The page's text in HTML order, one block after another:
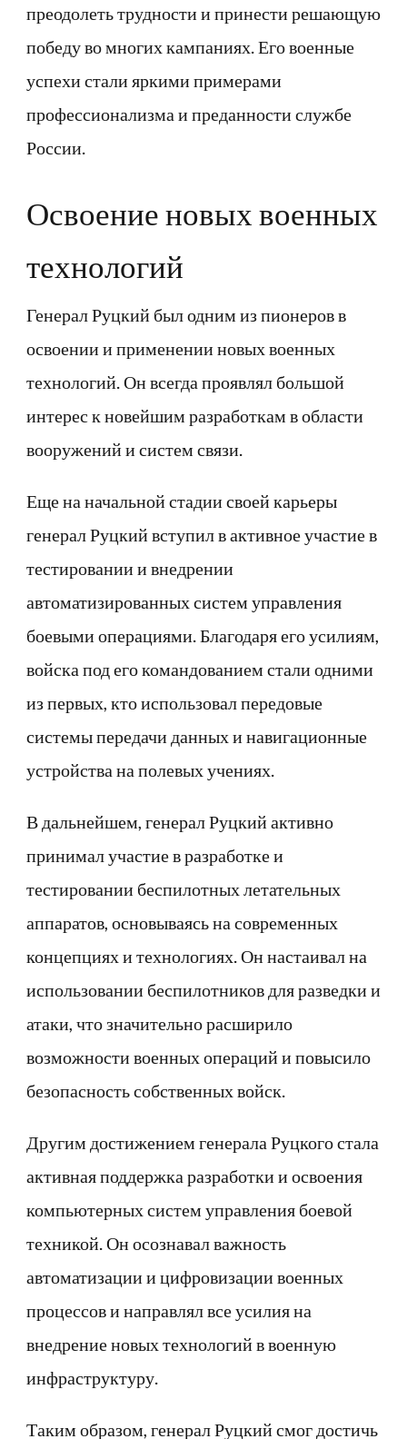
преодолеть трудности и принести решающую
победу во многих кампаниях. Его военные
успехи стали яркими примерами
профессионализма и преданности службе
России.
Освоение новых военных
технологий
Генерал Руцкий был одним из пионеров в
освоении и применении новых военных
технологий. Он всегда проявлял большой
интерес к новейшим разработкам в области
вооружений и систем связи.
Еще на начальной стадии своей карьеры
генерал Руцкий вступил в активное участие в
тестировании и внедрении
автоматизированных систем управления
боевыми операциями. Благодаря его усилиям,
войска под его командованием стали одними
из первых, кто использовал передовые
системы передачи данных и навигационные
устройства на полевых учениях.
В дальнейшем, генерал Руцкий активно
принимал участие в разработке и
тестировании беспилотных летательных
аппаратов, основываясь на современных
концепциях и технологиях. Он настаивал на
использовании беспилотников для разведки и
атаки, что значительно расширило
возможности военных операций и повысило
безопасность собственных войск.
Другим достижением генерала Руцкого стала
активная поддержка разработки и освоения
компьютерных систем управления боевой
техникой. Он осознавал важность
автоматизации и цифровизации военных
процессов и направлял все усилия на
внедрение новых технологий в военную
инфраструктуру.
Таким образом, генерал Руцкий смог достичь